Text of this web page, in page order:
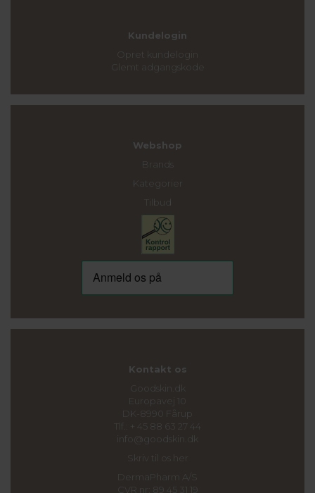
Kundelogin
Opret kundelogin
Glemt adgangskode
Webshop
Brands
Kategorier
Tilbud
Kontakt os
Goodskin.dk
Europavej 10
DK-8990 Fårup
Tlf.: + 45 88 63 27 44
info@goodskin.dk
Skriv til os her
DermaPharm A/S
CVR nr: 89 45 31 19